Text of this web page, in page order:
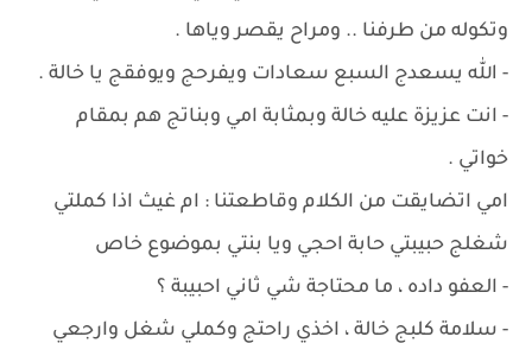
وتكوله من طرفنا .. ومراح يقصر وياها .
- الله يسعدج السبع سعادات ويفرحج ويوفقج يا خالة .
- انت عزيزة عليه خالة وبمثابة امي وبناتج هم بمقام
خواتي .
امي اتضايقت من الكلام وقاطعتنا : ام غيث اذا كملتي
شغلج حبيبتي حابة احجي ويا بنتي بموضوع خاص
- العفو داده ، ما محتاجة شي ثاني احبيبة ؟
- سلامة كلبج خالة ، اخذي راحتج وكملي شغل وارجعي